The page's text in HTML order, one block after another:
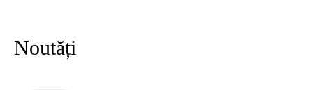
Noutăți